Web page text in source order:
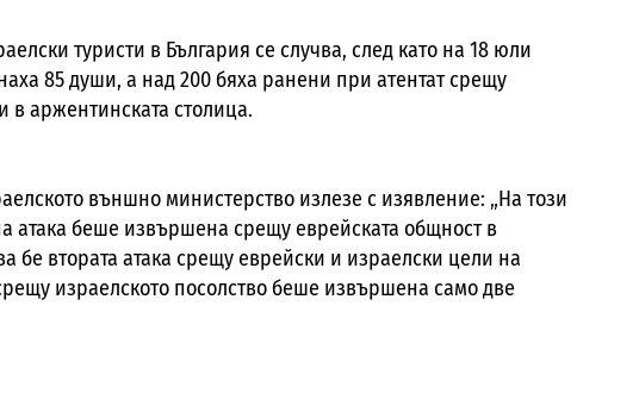
туристи в България се случва, след като на 18 юли
85 души, а над 200 бяха ранени при атентат срещу
в аржентинската столица.
външно министерство излезе с изявление: „На този
атака беше извършена срещу еврейската общност в
бе втората атака срещу еврейски и израелски цели на
израелското посолство беше извършена само две